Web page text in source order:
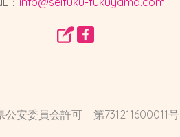
公安委員会許可 第731211600011号